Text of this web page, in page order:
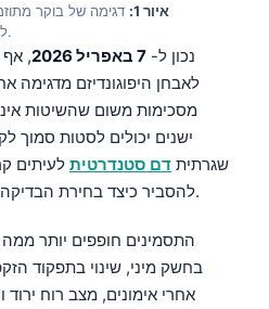
איור 1:
דגימה של בוקר
לפענוח מדויק של טסטוסטרון.
נכון ל- 7 באפריל 2026
, אף
לאבחן היפוגונדיזם מדגימה
מסכימות משום שהשיטות
ישנים יכולים לסטות סמוך
שגרתית דם סטנדרטית לעיתים
להסביר כיצד בחירת הבדיקה משפיעה על רמת הביטחון.
התסמינים חופפים יותר
בחשק מיני, שינוי בתפקוד
אחרי אימונים, מצב רוח ירוד